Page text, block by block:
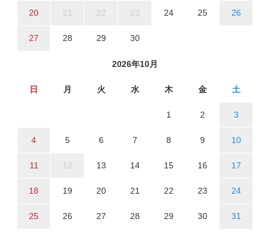
20 21 22 23 24 25 26
27 28 29 30
2026年10月
日 月 火 水 木 金 土
1 2 3
4 5 6 7 8 9 10
11 12 13 14 15 16 17
18 19 20 21 22 23 24
25 26 27 28 29 30 31